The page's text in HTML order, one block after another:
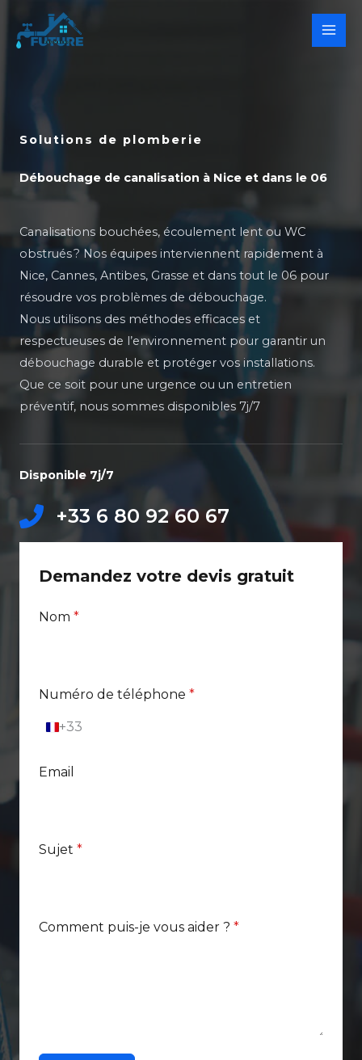
contenu
Solutions de plomberie
Débouchage de canalisation à Nice et dans le 06
Canalisations bouchées, écoulement lent ou WC
obstrués ? Nos équipes interviennent rapidement à
Nice, Cannes, Antibes, Grasse et dans tout le 06 pour
résoudre vos problèmes de débouchage.
Nous utilisons des méthodes efficaces et
respectueuses de l’environnement pour garantir un
débouchage durable et protéger vos installations.
Que ce soit pour une urgence ou un entretien
préventif, nous sommes disponibles 7j/7
Disponible 7j/7
+33 6 80 92 60 67
Demandez votre devis gratuit
Nom *
Numéro de téléphone *
F
n
3
+33
Email
Sujet *
Comment puis-je vous aider ? *